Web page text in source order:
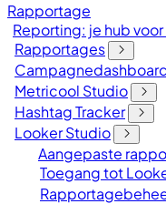
Rapportage
Reporting: je hub
Rapportages
Metricool Studio
Hashtag Tracker
Looker Studio
Aangepaste
Toegang tot